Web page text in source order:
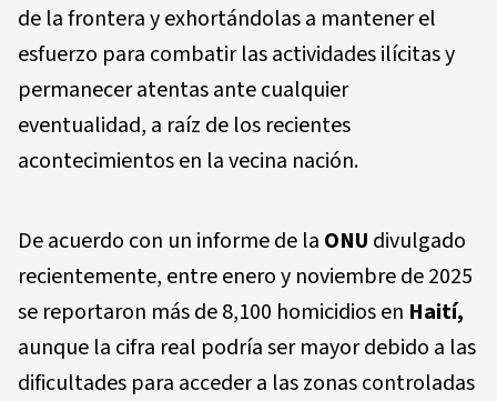
de la frontera y exhortándolas a mantener el
esfuerzo para combatir las actividades ilícitas y
permanecer atentas ante cualquier
eventualidad, a raíz de los recientes
acontecimientos en la vecina nación.
De acuerdo con un informe de la ONU divulgado
recientemente, entre enero y noviembre de 2025
se reportaron más de 8,100 homicidios en Haití,
aunque la cifra real podría ser mayor debido a las
dificultades para acceder a las zonas controladas